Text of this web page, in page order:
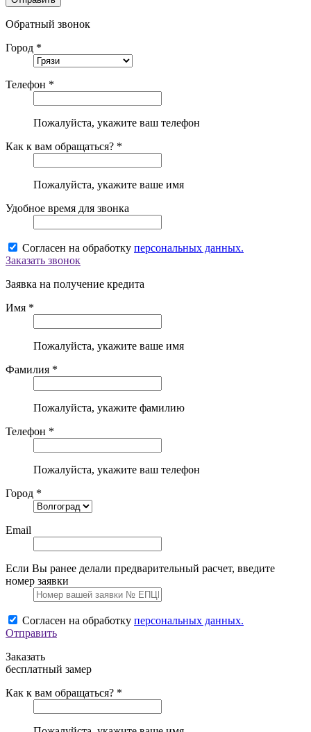
Обратный звонок
Город *
Телефон *
Пожалуйста, укажите ваш телефон
Как к вам обращаться? *
Пожалуйста, укажите ваше имя
Удобное время для звонка
Согласен на обработку персональных данных.
Заказать звонок
Заявка на получение кредита
Имя *
Пожалуйста, укажите ваше имя
Фамилия *
Пожалуйста, укажите фамилию
Телефон *
Пожалуйста, укажите ваш телефон
Город *
Email
Если Вы ранее делали предварительный расчет, введите
номер заявки
Согласен на обработку персональных данных.
Отправить
Заказать
бесплатный замер
Как к вам обращаться? *